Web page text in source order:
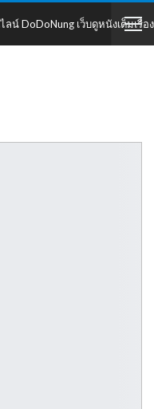
DoDoNung เว็บดูหนังเต็มเรื่อง